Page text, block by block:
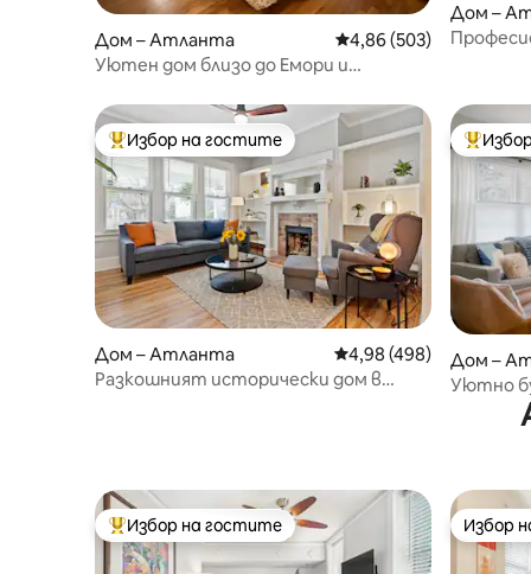
Дом – Атланта Средна оценка: 4,86
4,86 (503)
Уютен дом близо до Емори и
Дом –
Най-популярен избор на гостите
Избор на гостите
Дом – Атланта Средна оценка: 4,98
4,98 (498)
Разкошният исторически дом в
Най-
Дом –
Уютно
Най-популярен избор на гостите
Избор на гостите Избор
Избор